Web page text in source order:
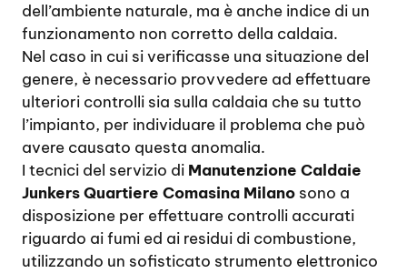
dell’ambiente naturale, ma è anche indice di un
funzionamento non corretto della caldaia.
Nel caso in cui si verificasse una situazione del
genere, è necessario provvedere ad effettuare
ulteriori controlli sia sulla caldaia che su tutto
l’impianto, per individuare il problema che può
avere causato questa anomalia.
I tecnici del servizio di Manutenzione Caldaie
Junkers Quartiere Comasina Milano sono a
disposizione per effettuare controlli accurati
riguardo ai fumi ed ai residui di combustione,
utilizzando un sofisticato strumento elettronico